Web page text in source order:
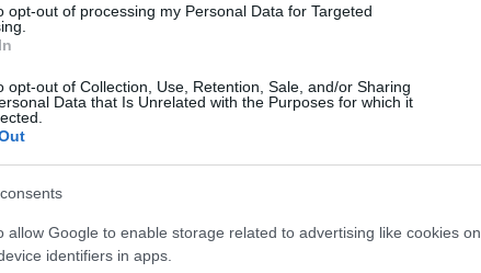
opt-out of processing my Personal Data for Targeted
opt-out of Collection, Use, Retention, Sale, and/or Sharing
Data that Is Unrelated with the Purposes for which it
allow Google to enable storage related to advertising like cookies on
identifiers in apps.
Medencetisztítóékat is szerettük volna szerepeltetni egy
jó videó! :)
Movies - Halálos szerelem 2014.07.17 22:06:58